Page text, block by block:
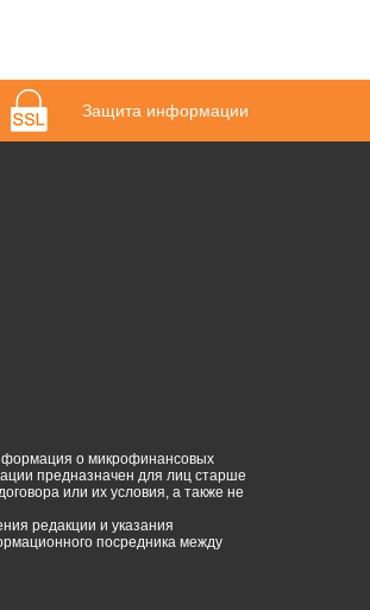
Защита информации
о микрофинансовых
предназначен для лиц старше
или их условия, а также не
редакции и указания
посредника между